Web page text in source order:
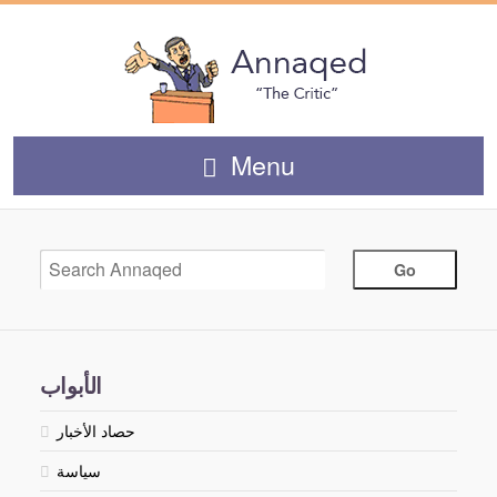
Menu
الأبواب
حصاد الأخبار
سياسة